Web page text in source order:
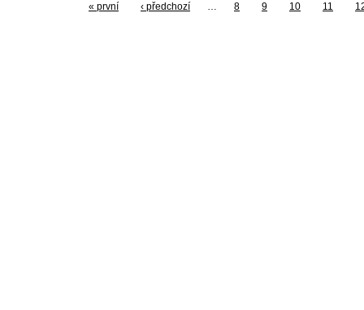
« první ‹ předchozí … 8 9 10 11